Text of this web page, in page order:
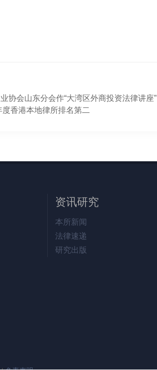
协会山东分会作“大湾区外商投资法律讲座”
香港本地律所排名第二
资讯研究
本所新闻
法律速递
研究出版